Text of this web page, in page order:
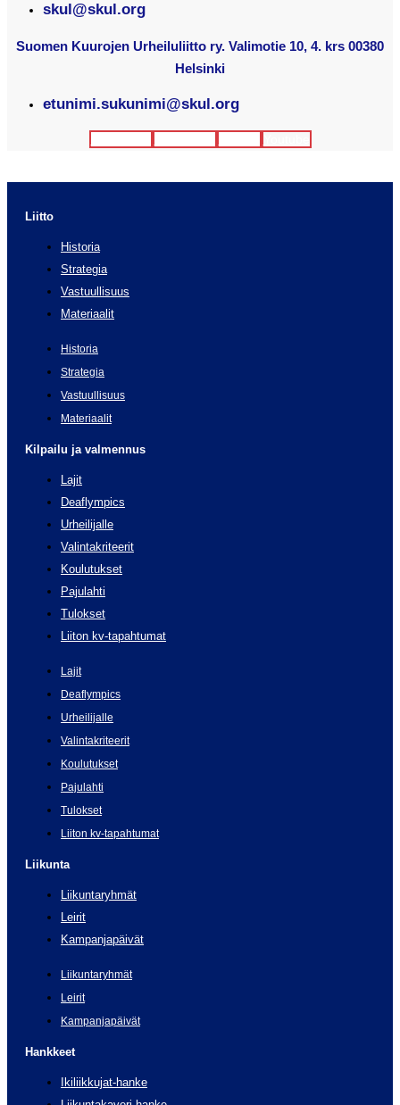
skul@skul.org
Suomen Kuurojen Urheiluliitto ry. Valimotie 10, 4. krs 00380
Helsinki
etunimi.sukunimi@skul.org
Liitto
Historia
Strategia
Vastuullisuus
Materiaalit
Historia
Strategia
Vastuullisuus
Materiaalit
Kilpailu ja valmennus
Lajit
Deaflympics
Urheilijalle
Valintakriteerit
Koulutukset
Pajulahti
Tulokset
Liiton kv-tapahtumat
Lajit
Deaflympics
Urheilijalle
Valintakriteerit
Koulutukset
Pajulahti
Tulokset
Liiton kv-tapahtumat
Liikunta
Liikuntaryhmät
Leirit
Kampanjapäivät
Liikuntaryhmät
Leirit
Kampanjapäivät
Hankkeet
Ikiliikkujat-hanke